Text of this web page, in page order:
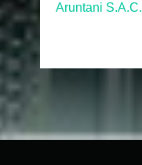
Aruntani S.A.C.